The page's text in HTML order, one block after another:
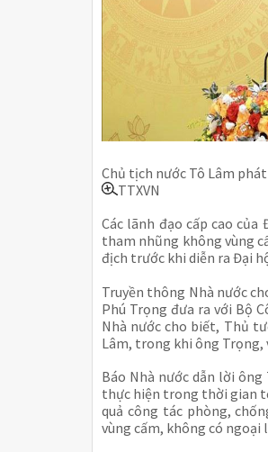
Chủ tịch nước Tô Lâm
TTXVN
Các lãnh đạo cấp cao
tham nhũng không vùng
địch trước khi diễn ra Đại
Truyền thông Nhà nước
Phú Trọng đưa ra với Bộ
Nhà nước cho biết, Thủ
Lâm, trong khi ông
Báo Nhà nước dẫn lời
thực hiện trong thời gian
quả công tác phòng,
vùng cấm, không có ngoại